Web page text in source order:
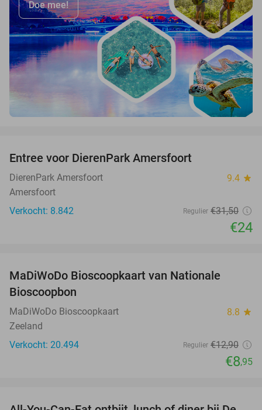
Doe mee!
Entree voor DierenPark Amersfoort
DierenPark Amersfoort 9.4 star
Amersfoort
Verkocht: 8.842
Regulier €31,50
€24
MaDiWoDo Bioscoopkaart van Nationale
Bioscoopbon
MaDiWoDo Bioscoopkaart 8.8 star
Zeeland
Verkocht: 20.494
Regulier €12,90
€8,95